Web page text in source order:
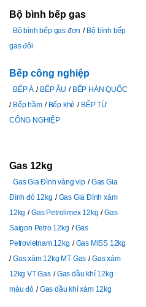
Bộ bình bếp gas
Bộ bình bếp gas đơn
Bộ bình bếp
gas đôi
Bếp công nghiệp
BẾP Á BẾP ÂU
BẾP HÀN QUỐC
Bếp hầm
Bếp khè
BẾP TỪ
CÔNG NGHIỆP
Gas 12kg
Gas Gia Đình vàng vip
Gas Gia
Đình đỏ 12kg
Gas Gia Đình xám
12kg
Gas Petrolimex 12kg
Gas
Saigon Petro 12kg
Gas
Petrovietnam 12kg
Gas MISS 12kg
Gas xám 12kg MT Gas
Gas xám
12kg VT Gas
Gas dầu khí 12kg
màu đỏ
Gas dầu khí xám 12kg